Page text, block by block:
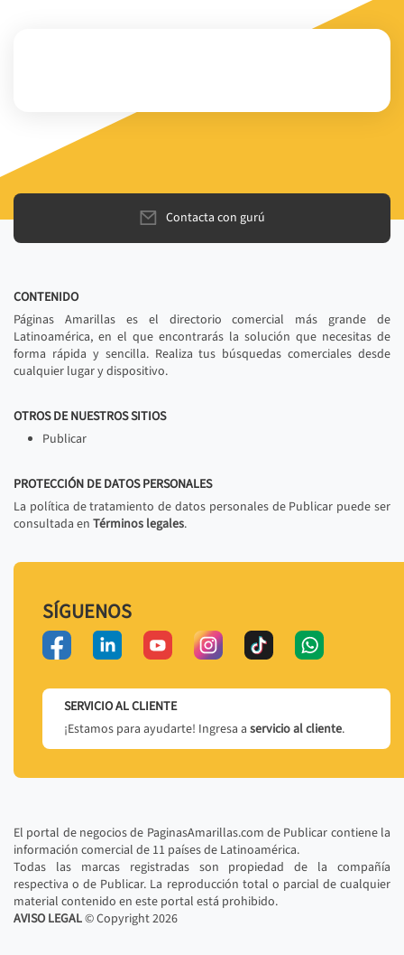
Contacta con gurú
CONTENIDO
Páginas Amarillas es el directorio comercial más grande de
Latinoamérica, en el que encontrarás la solución que necesitas de
forma rápida y sencilla. Realiza tus búsquedas comerciales desde
cualquier lugar y dispositivo.
OTROS DE NUESTROS SITIOS
Publicar
PROTECCIÓN DE DATOS PERSONALES
La política de tratamiento de datos personales de Publicar puede ser
consultada en Términos legales.
SÍGUENOS
SERVICIO AL CLIENTE
¡Estamos para ayudarte! Ingresa a servicio al cliente.
El portal de negocios de PaginasAmarillas.com de Publicar contiene la
información comercial de 11 países de Latinoamérica.
Todas las marcas registradas son propiedad de la compañía
respectiva o de Publicar. La reproducción total o parcial de cualquier
material contenido en este portal está prohibido.
AVISO LEGAL© Copyright2026